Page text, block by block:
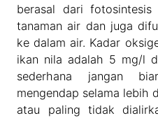
berasal dari
tanaman air dan juga
ke dalam air. Kadar
ikan nila adalah 5 mg/l
sederhana jangan
mengendap selama lebih
atau paling tidak